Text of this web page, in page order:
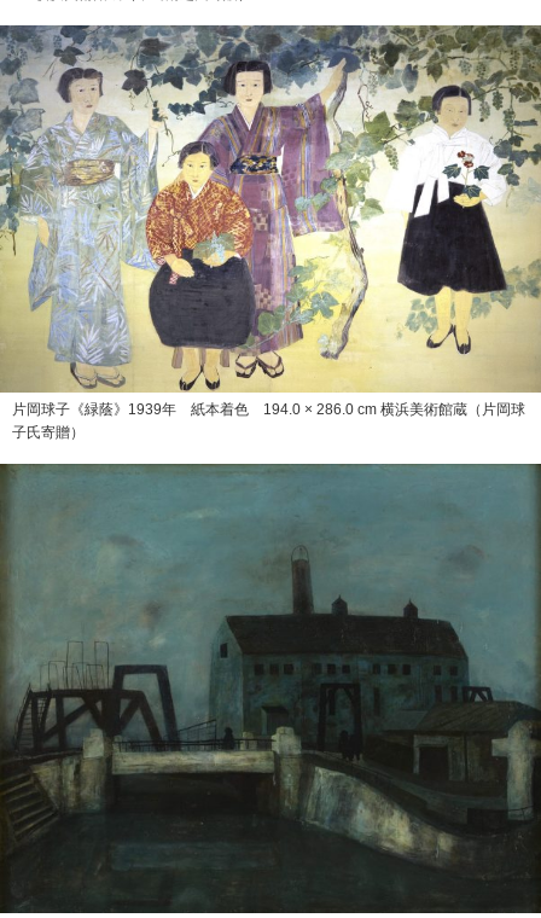
片岡球子《緑蔭》1939年 紙本着色 194.0 × 286.0 cm 横浜美術館蔵（片岡球
子氏寄贈）